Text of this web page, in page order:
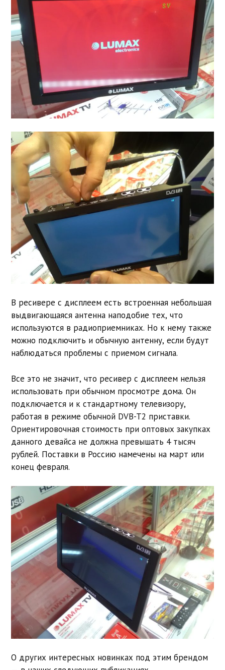
В ресивере с дисплеем есть встроенная небольшая
выдвигающаяся антенна наподобие тех, что
используются в радиоприемниках. Но к нему также
можно подключить и обычную антенну, если будут
наблюдаться проблемы с приемом сигнала.
Все это не значит, что ресивер с дисплеем нельзя
использовать при обычном просмотре дома. Он
подключается и к стандартному телевизору,
работая в режиме обычной DVB-T2 приставки.
Ориентировочная стоимость при оптовых закупках
данного девайса не должна превышать 4 тысяч
рублей. Поставки в Россию намечены на март или
конец февраля.
О других интересных новинках под этим брендом